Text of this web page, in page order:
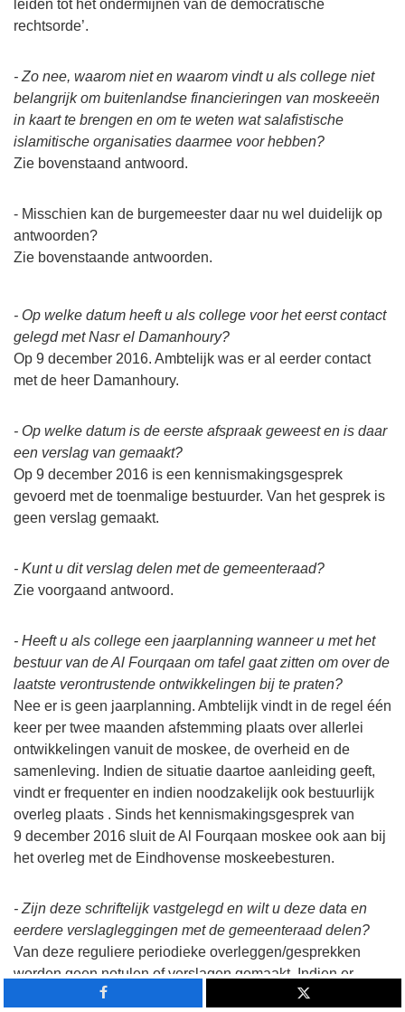
leiden tot het ondermijnen van de democratische
rechtsorde’.
- Zo nee, waarom niet en waarom vindt u als college niet
belangrijk om buitenlandse financieringen van moskeeën
in kaart te brengen en om te weten wat salafistische
islamitische organisaties daarmee voor hebben?
Zie bovenstaand antwoord.
- Misschien kan de burgemeester daar nu wel duidelijk op
antwoorden?
Zie bovenstaande antwoorden.
- Op welke datum heeft u als college voor het eerst contact
gelegd met Nasr el Damanhoury?
Op 9 december 2016. Ambtelijk was er al eerder contact
met de heer Damanhoury.
- Op welke datum is de eerste afspraak geweest en is daar
een verslag van gemaakt?
Op 9 december 2016 is een kennismakingsgesprek
gevoerd met de toenmalige bestuurder. Van het gesprek is
geen verslag gemaakt.
- Kunt u dit verslag delen met de gemeenteraad?
Zie voorgaand antwoord.
- Heeft u als college een jaarplanning wanneer u met het
bestuur van de Al Fourqaan om tafel gaat zitten om over de
laatste verontrustende ontwikkelingen bij te praten?
Nee er is geen jaarplanning. Ambtelijk vindt in de regel één
keer per twee maanden afstemming plaats over allerlei
ontwikkelingen vanuit de moskee, de overheid en de
samenleving. Indien de situatie daartoe aanleiding geeft,
vindt er frequenter en indien noodzakelijk ook bestuurlijk
overleg plaats . Sinds het kennismakingsgesprek van
9 december 2016 sluit de Al Fourqaan moskee ook aan bij
het overleg met de Eindhovense moskeebesturen.
- Zijn deze schriftelijk vastgelegd en wilt u deze data en
eerdere verslagleggingen met de gemeenteraad delen?
Van deze reguliere periodieke overleggen/gesprekken
worden geen notulen of verslagen gemaakt. Indien er
aanleiding en wederzijdse behoefte is, kunnen afspraken